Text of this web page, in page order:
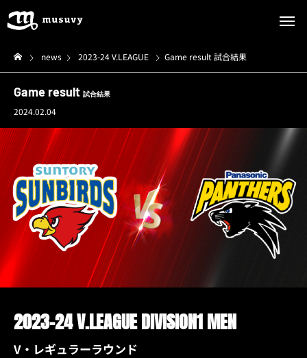
news 2023-24 V.LEAGUE Game result 試合結果
Game result 試合結果
2024.02.04
2023-24 V.LEAGUE DIVISION1 MEN
V・レギュラーラウンド